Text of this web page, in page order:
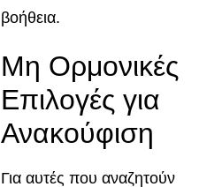
βοήθεια.
Μη Ορμονικές
Επιλογές για
Ανακούφιση
Για αυτές που αναζητούν